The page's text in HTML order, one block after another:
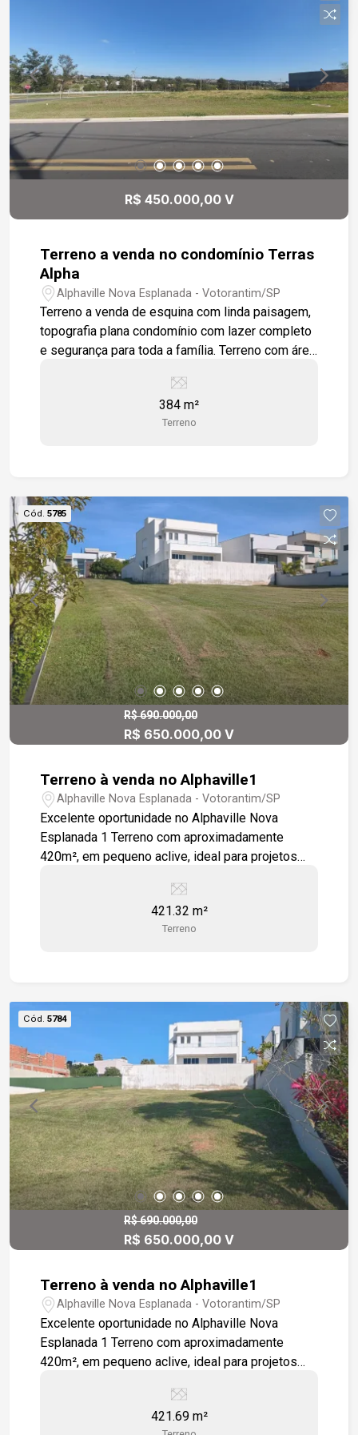
R$ 450.000,00 V
Terreno a venda no condomínio Terras
Alpha
Alphaville Nova Esplanada - Votorantim/SP
Terreno a venda de esquina com linda paisagem,
topografia plana condomínio com lazer completo
e segurança para toda a família. Terreno com área
384 m²
Terreno
Cód. 5785
R$ 690.000,00
R$ 650.000,00 V
Terreno à venda no Alphaville1
Alphaville Nova Esplanada - Votorantim/SP
Excelente oportunidade no Alphaville Nova
Esplanada 1 Terreno com aproximadamente
420m², em pequeno aclive, ideal para projetos
Localização estratégica dentro do condomínio,
com fácil acesso à portaria e próximo à área de
lazer. Condomínio de alto padrão com segurança
421.32 m²
Terreno
Cód. 5784
R$ 690.000,00
R$ 650.000,00 V
Terreno à venda no Alphaville1
Alphaville Nova Esplanada - Votorantim/SP
Excelente oportunidade no Alphaville Nova
Esplanada 1 Terreno com aproximadamente
420m², em pequeno aclive, ideal para projetos
Localização estratégica dentro do condomínio,
com fácil acesso à portaria e próximo à área de
421.69 m²